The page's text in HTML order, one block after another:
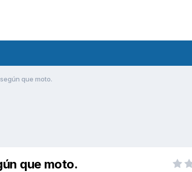
que moto.
que moto.